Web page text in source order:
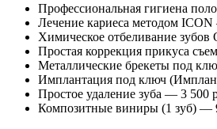
Профессиональная гигиена
Лечение кариеса методом
Химическое отбеливание зубов
Простая коррекция прикуса
Металлические брекеты под
Имплантация под ключ
Простое удаление зуба — 3 500
Композитные виниры (1 зуб) —